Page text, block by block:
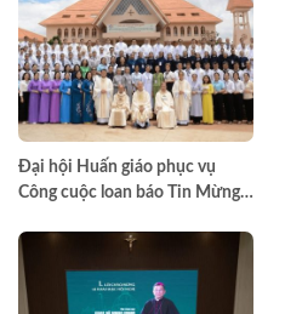
Đại hội Huấn giáo phục vụ
Công cuộc loan báo Tin Mừng
trong hiệp thông, mở ra một
hướng đi mới cho công cuộc
huấn giáo Việt Nam